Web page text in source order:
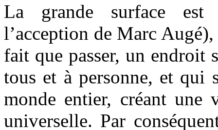
La grande surface
l’acception de Marc
fait que passer, un endroit
tous et à personne, et qui
monde entier, créant
universelle. Par